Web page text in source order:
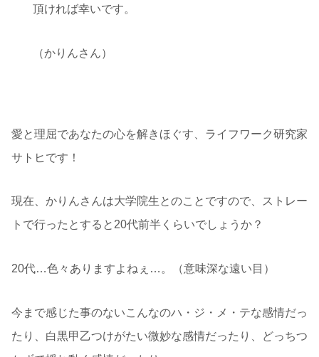
頂ければ幸いです。
（かりんさん）
愛と理屈であなたの心を解きほぐす、ライフワーク研究家
サトヒです！
現在、かりんさんは大学院生とのことですので、ストレー
トで行ったとすると20代前半くらいでしょうか？
20代…色々ありますよねぇ…。（意味深な遠い目）
今まで感じた事のないこんなのハ・ジ・メ・テな感情だっ
たり、白黒甲乙つけがたい微妙な感情だったり、どっちつ